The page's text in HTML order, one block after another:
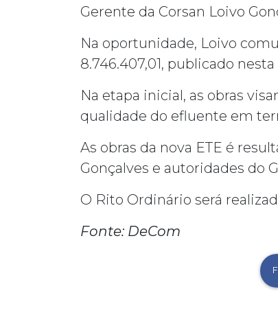
Gerente da Corsan Loivo
Na oportunidade, Loivo
8.746.407,01, publicado
Na etapa inicial, as obras
qualidade do efluente em
As obras da nova ETE é
Gonçalves e autoridades do
O Rito Ordinário será
Fonte: DeCom